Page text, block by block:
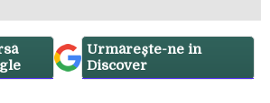
Urmărește-ne in
Discover